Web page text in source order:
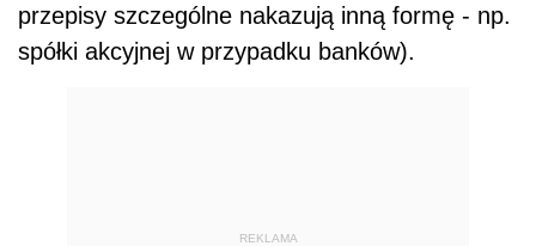
przepisy szczególne nakazują inną formę - np.
spółki akcyjnej w przypadku banków).
REKLAMA